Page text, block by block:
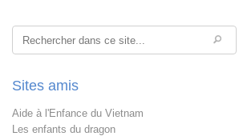
Rechercher
Sites amis
Aide à l'Enfance du Vietnam
Les enfants du dragon